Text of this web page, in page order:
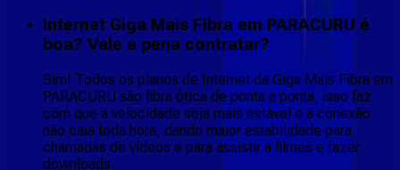
Internet Giga Mais Fibra em PARACURU é
boa? Vale a pena contratar?
Sim! Todos os planos de Internet da Giga Mais Fibra em
PARACURU são fibra ótica de ponta a ponta, isso faz
com que a velocidade seja mais estável e a conexão
não caia toda hora, dando maior estabilidade para
chamadas de vídeos e para assistir a filmes e fazer
downloads.